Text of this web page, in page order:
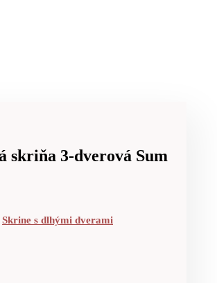
skriňa 3-dverová Sum
Skrine s dlhými dverami